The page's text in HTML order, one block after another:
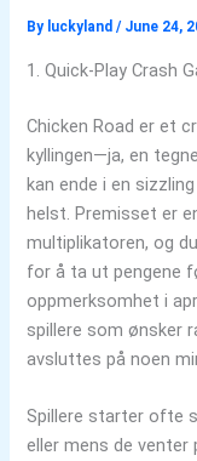
By luckyland/ June 24,
1. Quick‑Play Crash
Chicken Road er et
kyllingen—ja, en
kan ende i en
helst. Premisset er
multiplikatoren, og
for å ta ut pengene
oppmerksomhet i
spillere som ønsker
avsluttes på noen
Spillere starter ofte
eller mens de venter